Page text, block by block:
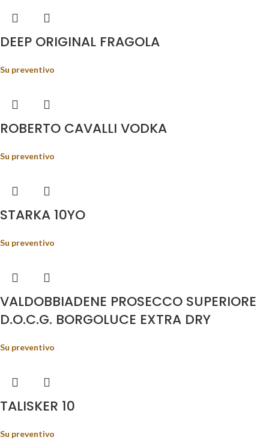
DEEP ORIGINAL FRAGOLA
Su preventivo
ROBERTO CAVALLI VODKA
Su preventivo
STARKA 10YO
Su preventivo
VALDOBBIADENE PROSECCO SUPERIORE
D.O.C.G. BORGOLUCE EXTRA DRY
Su preventivo
TALISKER 10
Su preventivo